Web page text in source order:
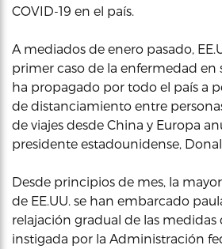
COVID-19 en el país.
A mediados de enero pasado,
primer caso de la enfermedad en
ha propagado por todo el país a
de distanciamiento entre
de viajes desde China y Europa
presidente estadounidense,
Desde principios de mes, la
de EE.UU. se han embarcado
relajación gradual de las medidas
instigada por la Administración